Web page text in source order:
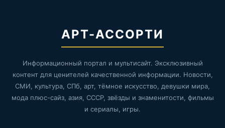
АРТ-АССОРТИ
Информационный портал и мультисайт. Эксклюзивный
контент для ценителей качественной информации. Новости,
СМИ, культура, СПб, арт, тёмное искусство, девушки мира,
мода плюс-сайз, азия, СССР, звёзды и знаменитости, фильмы
и сериалы, игры.